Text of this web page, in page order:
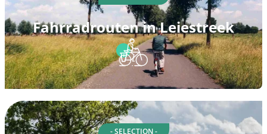
Fahrradrouten in Leiestreek
- SELECTION -